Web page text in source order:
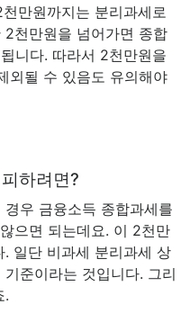
만원까지는 분리과세로
천만원을 넘어가면 종합
니다. 따라서 2천만원을
외될 수 있음도 유의해야
하려면?
우 금융소득 종합과세를
으면 되는데요. 이 2천만
일단 비과세 분리과세 상
준이라는 것입니다. 그리
.